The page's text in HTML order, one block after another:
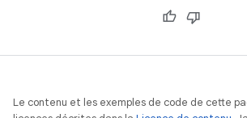
Le contenu et les exemples de code de cette